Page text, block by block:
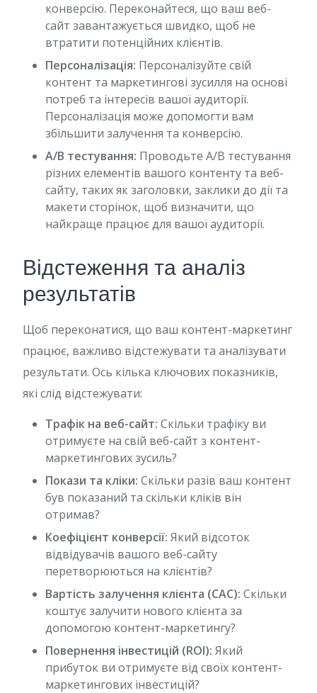
конверсію. Переконайтеся, що ваш веб-
сайт завантажується швидко, щоб не
втратити потенційних клієнтів.
Персоналізація: Персоналізуйте свій
контент та маркетингові зусилля на основі
потреб та інтересів вашої аудиторії.
Персоналізація може допомогти вам
збільшити залучення та конверсію.
A/B тестування: Проводьте A/B тестування
різних елементів вашого контенту та веб-
сайту, таких як заголовки, заклики до дії та
макети сторінок, щоб визначити, що
найкраще працює для вашої аудиторії.
Відстеження та аналіз
результатів
Щоб переконатися, що ваш контент-маркетинг
працює, важливо відстежувати та аналізувати
результати. Ось кілька ключових показників,
які слід відстежувати:
Трафік на веб-сайт: Скільки трафіку ви
отримуєте на свій веб-сайт з контент-
маркетингових зусиль?
Покази та кліки: Скільки разів ваш контент
був показаний та скільки кліків він
отримав?
Коефіцієнт конверсії: Який відсоток
відвідувачів вашого веб-сайту
перетворюються на клієнтів?
Вартість залучення клієнта (CAC): Скільки
коштує залучити нового клієнта за
допомогою контент-маркетингу?
Повернення інвестицій (ROI): Який
прибуток ви отримуєте від своїх контент-
маркетингових інвестицій?